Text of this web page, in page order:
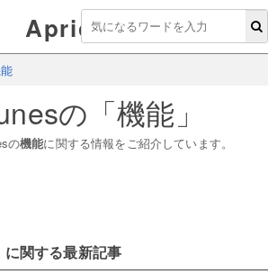
Aprico
の「機能 」
の機能に関する情報をご紹介しています。
に関する最新記事